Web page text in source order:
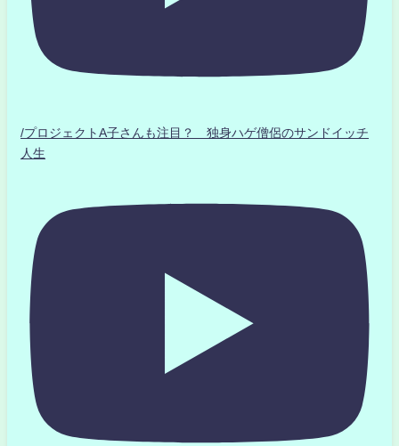
/プロジェクトA子さんも注目？ 独身ハゲ僧侶のサンドイッチ
人生